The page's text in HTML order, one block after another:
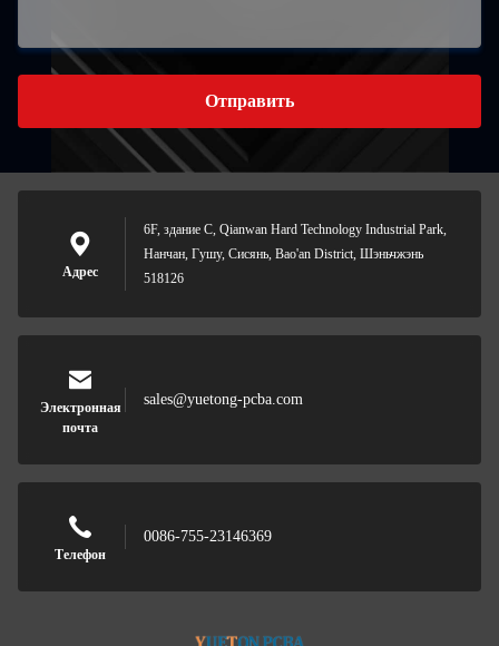
Отправить
Адрес
6F, здание C, Qianwan Hard Technology Industrial Park,
Нанчан, Гушу, Сисянь, Bao'an District, Шэньчжэнь
518126
Электронная
почта
sales@yuetong-pcba.com
Телефон
0086-755-23146369